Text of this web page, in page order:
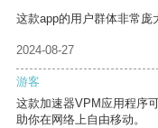
这款app的用户群体非常庞
2024-08-27
游客
这款加速器VPM应用程序
助你在网络上自由移动。